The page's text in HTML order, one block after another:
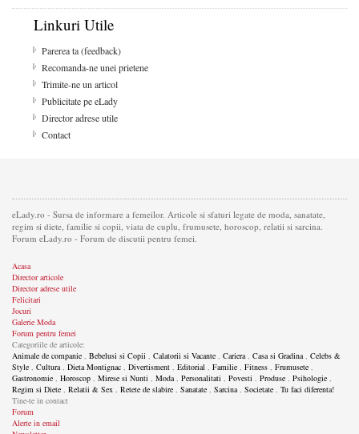
Linkuri Utile
Parerea ta (feedback)
Recomanda-ne unei prietene
Trimite-ne un articol
Publicitate pe eLady
Director adrese utile
Contact
eLady.ro - Sursa de informare a femeilor. Articole si sfaturi legate de moda, sanatate,
regim si diete, familie si copii, viata de cuplu, frumusete, horoscop, relatii si sarcina.
Forum eLady.ro - Forum de discutii pentru femei.
Acasa
Director articole
Director adrese utile
Felicitari
Jocuri
Galerie Moda
Forum pentru femei
Categoriile de articole:
Animale de companie , Bebelusi si Copii , Calatorii si Vacante , Cariera, Casa si Gradina, Celebs &
Style , Cultura, Dieta Montignac , Divertisment , Editorial , Familie , Fitness , Frumusete ,
Gastronomie , Horoscop , Mirese si Nunti , Moda, Personalitati , Povesti , Produse , Psihologie ,
Regim si Diete , Relatii & Sex , Retete de slabire , Sanatate , Sarcina, Societate , Tu faci diferenta!
Tine-te in contact
Forum
Alerte in email